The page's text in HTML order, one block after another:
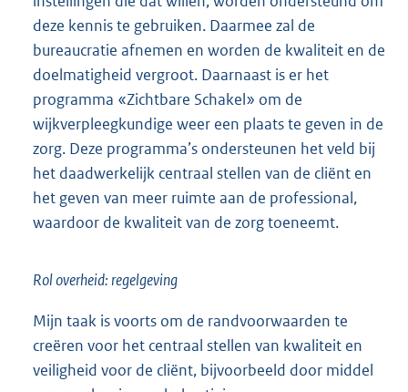
deze kennis te gebruiken. Daarmee zal de
bureaucratie afnemen en worden de kwaliteit en de
doelmatigheid vergroot. Daarnaast is er het
programma «Zichtbare Schakel» om de
wijkverpleegkundige weer een plaats te geven in de
zorg. Deze programma’s ondersteunen het veld bij
het daadwerkelijk centraal stellen van de cliënt en
het geven van meer ruimte aan de professional,
waardoor de kwaliteit van de zorg toeneemt.
Rol overheid: regelgeving
Mijn taak is voorts om de randvoorwaarden te
creëren voor het centraal stellen van kwaliteit en
veiligheid voor de cliënt, bijvoorbeeld door middel